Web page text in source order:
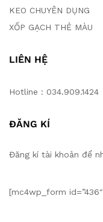
KEO CHUYÊN DỤNG
XỐP GẠCH THẺ MÀU
LIÊN HỆ
Hotline : 034.909.1424
ĐĂNG KÍ
Đăng kí tài khoản để
[mc4wp_form